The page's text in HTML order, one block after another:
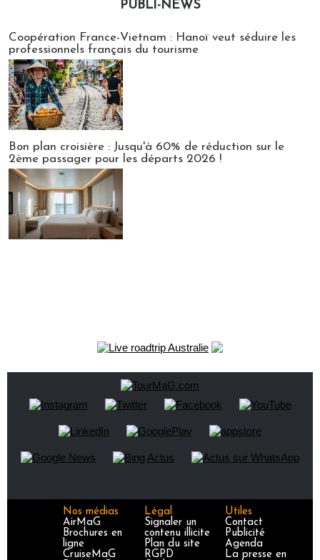
PUBLI-NEWS
Coopération France-Vietnam : Hanoï veut séduire les
professionnels français du tourisme
Bon plan croisière : Jusqu'à 60% de réduction sur le
2ème passager pour les départs 2026 !
Nos médias
AirMaG
Brochures en
ligne
CruiseMaG
Légal
Signaler un
contenu illicite
Plan du site
RGPD
Utiles
Contact
Publicité
Agenda
La presse en